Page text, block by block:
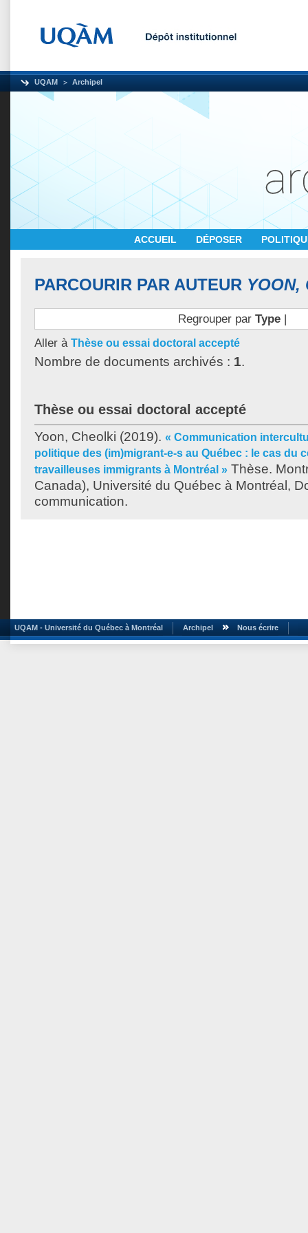
UQAM Archipel
ACCUEIL DÉPOSER
PARCOURIR PAR AUTEUR YOON,
Regrouper par Type|
Aller à Thèse ou essai doctoral accepté
Nombre de documents archivés : 1.
Thèse ou essai doctoral accepté
Yoon, Cheolki (2019). « Communication
politique des (im)migrant-e-s au Québec : le cas du
travailleuses immigrants à Montréal » Thèse.
Canada), Université du Québec à Montréal,
communication.
UQAM - Université du Québec à Montréal Archipel Nous écrire